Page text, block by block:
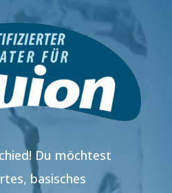
Du möchtest
basisches